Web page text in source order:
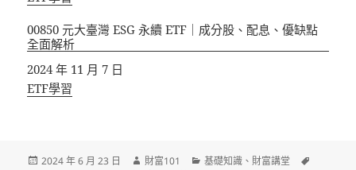
00850 元大臺灣 ESG 永續 ETF｜成分股、配息、優缺點
全面解析
日期
2024 年 11 月 7 日
關於
ETF學習
發
2024 年 6 月 23 日
作
財富101
分
基礎知識 、 財富講堂